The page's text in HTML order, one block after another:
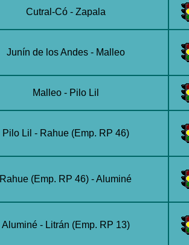
Cutral-Có - Zapala
Junín de los Andes - Malleo
Malleo - Pilo Lil
Pilo Lil - Rahue (Emp. RP 46)
Rahue (Emp. RP 46) - Aluminé
Aluminé - Litrán (Emp. RP 13)